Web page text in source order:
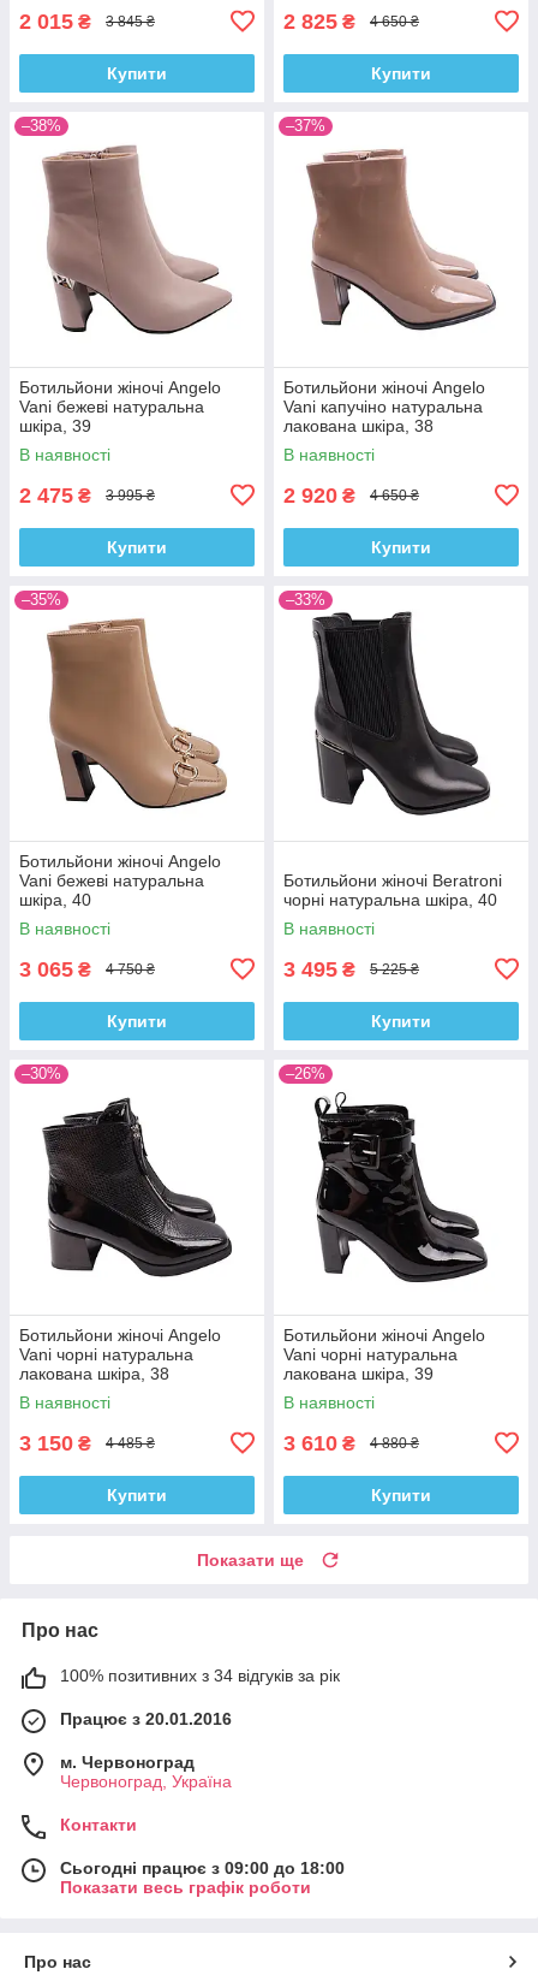
2 015 ₴ 3 845 ₴
Купити
2 825 ₴ 4 650 ₴
Купити
–38%
Ботильйони жіночі Angelo
Vani бежеві натуральна
шкіра, 39
В наявності
2 475 ₴ 3 995 ₴
Купити
–37%
Ботильйони жіночі Angelo
Vani капучіно натуральна
лакована шкіра, 38
В наявності
2 920 ₴ 4 650 ₴
Купити
–35%
Ботильйони жіночі Angelo
Vani бежеві натуральна
шкіра, 40
В наявності
3 065 ₴ 4 750 ₴
Купити
–33%
Ботильйони жіночі Beratroni
чорні натуральна шкіра, 40
В наявності
3 495 ₴ 5 225 ₴
Купити
–30%
Ботильйони жіночі Angelo
Vani чорні натуральна
лакована шкіра, 38
В наявності
3 150 ₴ 4 485 ₴
Купити
–26%
Ботильйони жіночі Angelo
Vani чорні натуральна
лакована шкіра, 39
В наявності
3 610 ₴ 4 880 ₴
Купити
Показати ще
Про нас
100% позитивних з 34 відгуків за рік
Працює з 20.01.2016
м. Червоноград
Червоноград, Україна
Контакти
Сьогодні працює з 09:00 до 18:00
Показати весь графік роботи
Про нас